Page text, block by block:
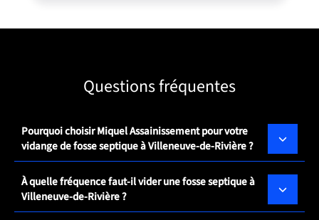
Questions fréquentes
Pourquoi choisir Miquel Assainissement pour votre
vidange de fosse septique à Villeneuve-de-Rivière ?
À quelle fréquence faut-il vider une fosse septique à
Villeneuve-de-Rivière ?